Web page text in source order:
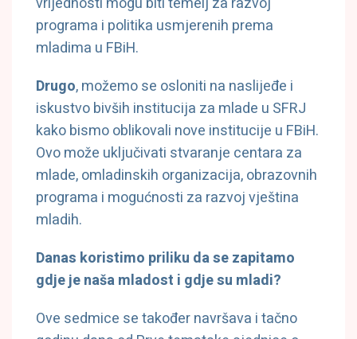
programa i politika usmjerenih prema
mladima u FBiH.
Drugo, možemo se osloniti na naslijeđe i
iskustvo bivših institucija za mlade u SFRJ
kako bismo oblikovali nove institucije u FBiH.
Ovo može uključivati ​​stvaranje centara za
mlade, omladinskih organizacija, obrazovnih
programa i mogućnosti za razvoj vještina
mladih.
Danas koristimo priliku da se zapitamo
gdje je naša mladost i gdje su mladi?
Ove sedmice se također navršava i tačno